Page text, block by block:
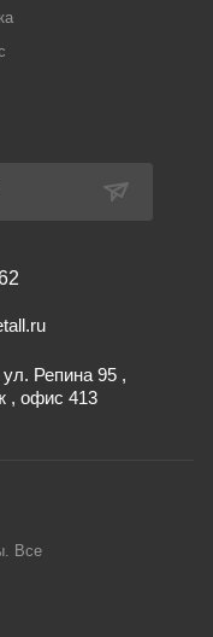
ул. Репина 95 ,
, офис 413
Все